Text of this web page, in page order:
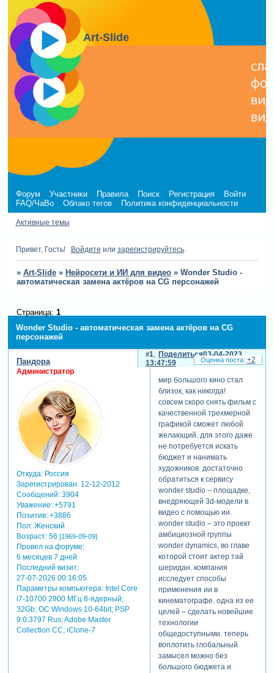
Art-Slide
Форум Участники Правила Поиск Регистрация
Войти
FAQ/ЧаВо
Облако тегов Политика конфиденциальности
Активные темы
Привет, Гость! Войдите или зарегистрируйтесь.
» Art-Slide » Нейросети и ИИ для видео » Wonder Studio -
автоматическая замена актёров на CG персонажей
Wonder Studio - автоматическая замена актёров на CG
персонажей
Страница: 1
Поделиться
1
03-04-2023
13:47:59
Пандора
Администратор
Откуда:Россия
Зарегистрирован: 12-12-2012
Сообщений:3904
Уважение: +5791
Позитив: +3886
Пол:Женский
Возраст:56 [1969-09-09]
Провел на форуме:
6 месяцев 7 дней
Последний визит:
27-07-2026 00:16:05
Параметры компьютера:Intel Core
i7-10700 2900 МГц 8-ядерный;
32Gb; ОС Windows 10-64bit; PSP
9.0.3797 Rus; Adobe Master
Collection СС; iClone-7
мир большого кино стал
близок, как никогда!
совсем скоро снять фильм с
качественной трехмерной
графикой сможет любой
желающий. для этого даже
не потребуется искать
бюджет и нанимать
художников. достаточно
обратиться к сервису
wonder studio – площадке,
внедряющей 3d-модели в
видео с помощью ии.
wonder studio – это проект
амбициозной группы
wonder dynamics, во главе
которой стоит актер тай
шеридан. компания
исследует способы
применения ии в
кинематографе. одна из ее
целей – сделать новейшие
технологии
общедоступными. теперь
воплотить глобальный
замысел можно без
большого бюджета и
+2